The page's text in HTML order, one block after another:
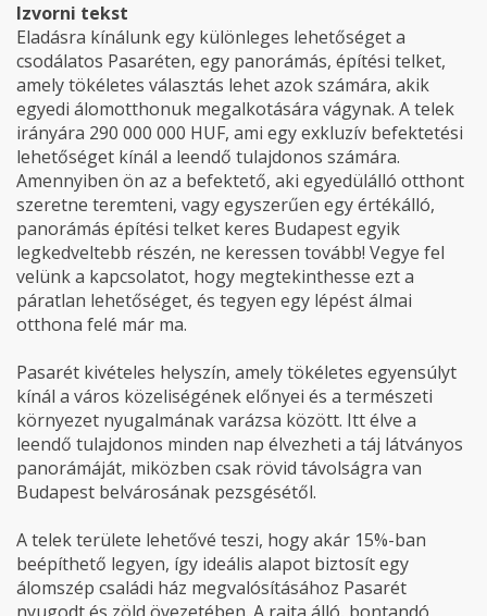
Izvorni tekst
Eladásra kínálunk egy különleges lehetőséget a
csodálatos Pasaréten, egy panorámás, építési telket,
amely tökéletes választás lehet azok számára, akik
egyedi álomotthonuk megalkotására vágynak. A telek
irányára 290 000 000 HUF, ami egy exkluzív befektetési
lehetőséget kínál a leendő tulajdonos számára.
Amennyiben ön az a befektető, aki egyedülálló otthont
szeretne teremteni, vagy egyszerűen egy értékálló,
panorámás építési telket keres Budapest egyik
legkedveltebb részén, ne keressen tovább! Vegye fel
velünk a kapcsolatot, hogy megtekinthesse ezt a
páratlan lehetőséget, és tegyen egy lépést álmai
otthona felé már ma.
Pasarét kivételes helyszín, amely tökéletes egyensúlyt
kínál a város közeliségének előnyei és a természeti
környezet nyugalmának varázsa között. Itt élve a
leendő tulajdonos minden nap élvezheti a táj látványos
panorámáját, miközben csak rövid távolságra van
Budapest belvárosának pezsgésétől.
A telek területe lehetővé teszi, hogy akár 15%-ban
beépíthető legyen, így ideális alapot biztosít egy
álomszép családi ház megvalósításához Pasarét